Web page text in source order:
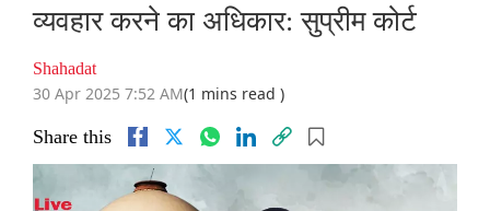
व्यवहार करने का अधिकार: सुप्रीम कोर्ट
Shahadat
30 Apr 2025 7:52 AM(1 mins read )
Share this